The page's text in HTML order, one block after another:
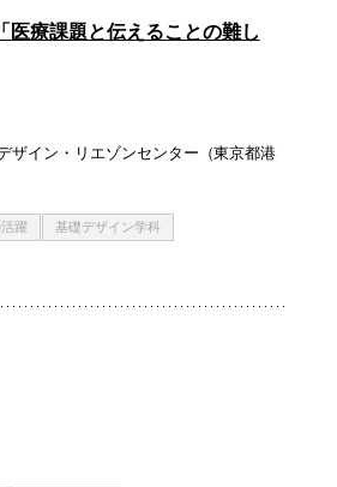
医療課題と伝えることの難し
ザイン・リエゾンセンター（東京都港
躍
基礎デザイン学科